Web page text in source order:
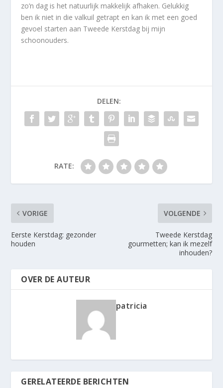
zo’n dag is het natuurlijk makkelijk afhaken. Gelukkig
ben ik niet in die valkuil getrapt en kan ik met een goed
gevoel starten aan Tweede Kerstdag bij mijn
schoonouders.
DELEN:
RATE:
VORIGE
Eerste Kerstdag: gezonder
houden
VOLGENDE
Tweede Kerstdag
gourmetten; kan ik mezelf
inhouden?
OVER DE AUTEUR
patricia
GERELATEERDE BERICHTEN